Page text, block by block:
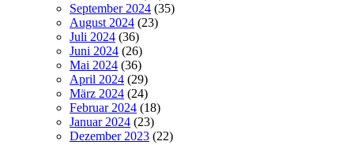
September 2024 (35)
August 2024 (23)
Juli 2024 (36)
Juni 2024 (26)
Mai 2024 (36)
April 2024 (29)
März 2024 (24)
Februar 2024 (18)
Januar 2024 (23)
Dezember 2023 (22)